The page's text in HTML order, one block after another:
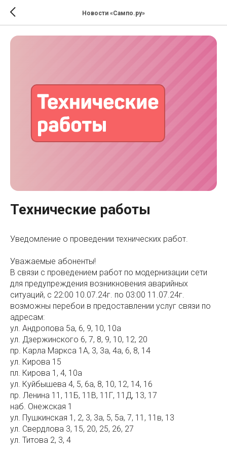
Новости «Сампо.ру»
Технические работы
Уведомление о проведении технических работ.
Уважаемые абоненты!
В связи с проведением работ по модернизации сети
для предупреждения возникновения аварийных
ситуаций, с 22:00 10.07.24г. по 03:00 11.07.24г.
возможны перебои в предоставлении услуг связи по
адресам:
ул. Андропова 5а, 6, 9, 10, 10а
ул. Дзержинского 6, 7, 8, 9, 10, 12, 20
пр. Карла Маркса 1А, 3, 3а, 4а, 6, 8, 14
ул. Кирова 15
пл. Кирова 1, 4, 10а
ул. Куйбышева 4, 5, 6а, 8, 10, 12, 14, 16
пр. Ленина 11, 11Б, 11В, 11Г, 11Д, 13, 17
наб. Онежская 1
ул. Пушкинская 1, 2, 3, 3а, 5, 5а, 7, 11, 11в, 13
ул. Свердлова 3, 15, 20, 25, 26, 27
ул. Титова 2, 3, 4